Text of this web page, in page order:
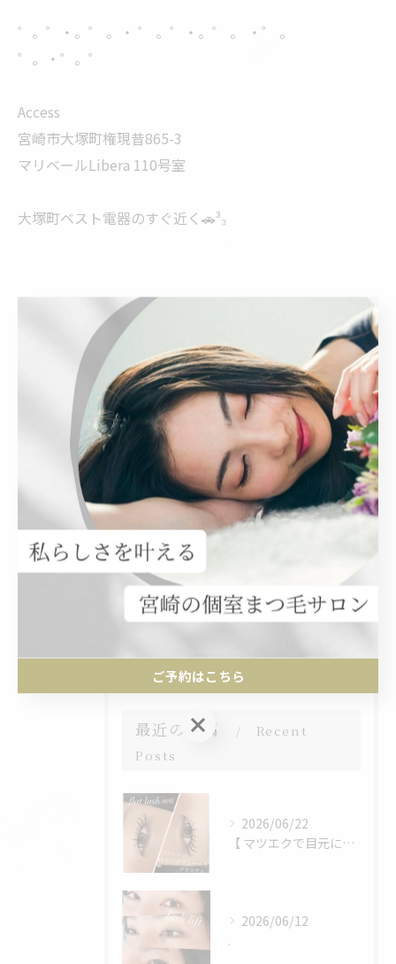
゜。゜・。゜ 。・ ゜ 。゜・。゜ 。 ・゜ 。
゜。・゜。゜
Access
宮崎市大塚町権現昔865-3
マリベールLibera 110号室
大塚町ベスト電器のすぐ近く🚗³₃
< 前のページ 一覧に戻る 次のページ >
カテゴリー Categories
全てのカテゴリー
下まつ毛
長持ち
デザイン
最近の投稿
Recent
Posts
2026/06/22
【 マツエクで目元にボリュームをプラス 】
2026/06/12
.
ご予約はこちら
ご予約はこちら